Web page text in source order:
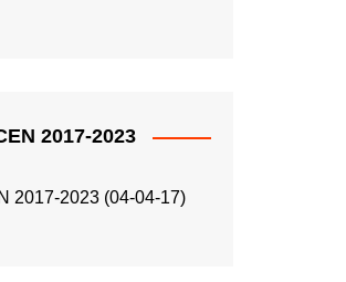
2017-2023
2017-2023 (04-04-17)